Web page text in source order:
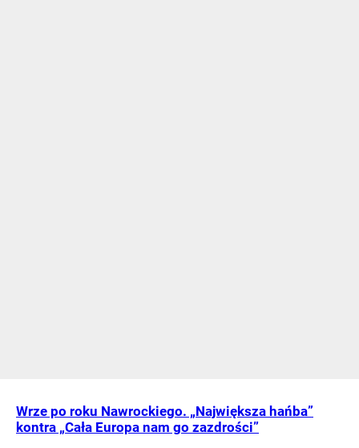
Wrze po roku Nawrockiego. „Największa hańba”
kontra „Cała Europa nam go zazdrości”